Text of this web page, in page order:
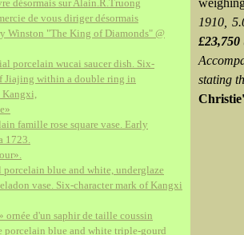
désormais sur Alain.R.Truong
de vous diriger désormais
Winston "The King of Diamonds" @
porcelain wucai saucer dish. Six-
Jiajing within a double ring in
Kangxi,
famille rose square vase. Early
1723.
porcelain blue and white, underglaze
vase. Six-character mark of Kangxi
ornée d'un saphir de taille coussin
porcelain blue and white triple-gourd
1910,
£23,750
stating